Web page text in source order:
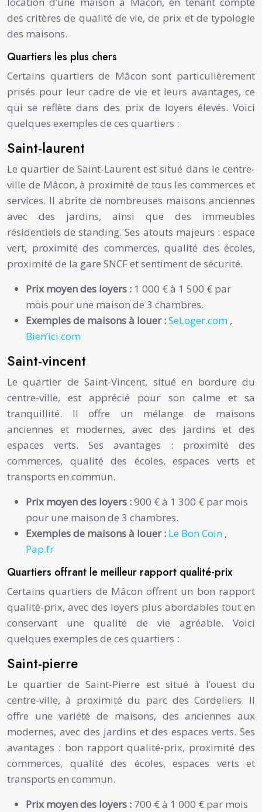
des critères de qualité de vie, de prix et de typologie
des maisons.
Quartiers les plus chers
Certains quartiers de Mâcon sont particulièrement
prisés pour leur cadre de vie et leurs avantages, ce
qui se reflète dans des prix de loyers élevés. Voici
quelques exemples de ces quartiers :
Saint-laurent
Le quartier de Saint-Laurent est situé dans le centre-
ville de Mâcon, à proximité de tous les commerces et
services. Il abrite de nombreuses maisons anciennes
avec des jardins, ainsi que des immeubles
résidentiels de standing. Ses atouts majeurs : espace
vert, proximité des commerces, qualité des écoles,
proximité de la gare SNCF et sentiment de sécurité.
Prix moyen des loyers : 1 000 € à 1 500 € par
mois pour une maison de 3 chambres.
Exemples de maisons à louer :SeLoger.com ,
Bien’ici.com
Saint-vincent
Le quartier de Saint-Vincent, situé en bordure du
centre-ville, est apprécié pour son calme et sa
tranquillité. Il offre un mélange de maisons
anciennes et modernes, avec des jardins et des
espaces verts. Ses avantages : proximité des
commerces, qualité des écoles, espaces verts et
transports en commun.
Prix moyen des loyers :900 € à 1 300 € par mois
pour une maison de 3 chambres.
Exemples de maisons à louer : Le Bon Coin ,
Pap.fr
Quartiers offrant le meilleur rapport qualité-prix
Certains quartiers de Mâcon offrent un bon rapport
qualité-prix, avec des loyers plus abordables tout en
conservant une qualité de vie agréable. Voici
quelques exemples de ces quartiers :
Saint-pierre
Le quartier de Saint-Pierre est situé à l’ouest du
centre-ville, à proximité du parc des Cordeliers. Il
offre une variété de maisons, des anciennes aux
modernes, avec des jardins et des espaces verts. Ses
avantages : bon rapport qualité-prix, proximité des
commerces, qualité des écoles, espaces verts et
transports en commun.
Prix moyen des loyers : 700 € à 1 000 € par mois